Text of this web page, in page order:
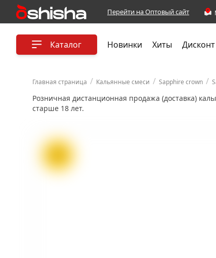
Перейти на Оптовый сайт
Каталог Новинки Хиты Дисконт
Главная страница / Кальянные смеси / Sapphire crown /
Розничная дистанционная продажа (доставка)
старше 18 лет.